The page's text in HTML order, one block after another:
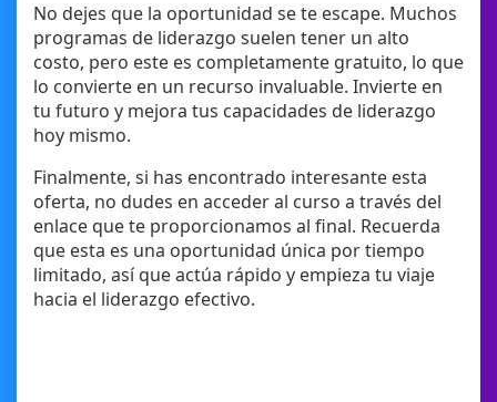
No dejes que la oportunidad se te escape. Muchos
programas de liderazgo suelen tener un alto
costo, pero este es completamente gratuito, lo que
lo convierte en un recurso invaluable. Invierte en
tu futuro y mejora tus capacidades de liderazgo
hoy mismo.
Finalmente, si has encontrado interesante esta
oferta, no dudes en acceder al curso a través del
enlace que te proporcionamos al final. Recuerda
que esta es una oportunidad única por tiempo
limitado, así que actúa rápido y empieza tu viaje
hacia el liderazgo efectivo.